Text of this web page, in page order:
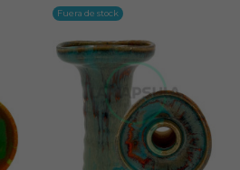
Fuera de stock